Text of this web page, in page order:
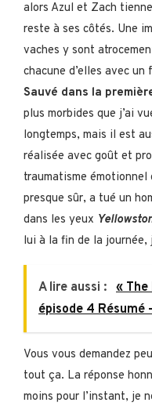
alors Azul et Zach
reste à ses côtés. Une
vaches y sont
chacune d’elles avec
Sauvé dans la
plus morbides que j’ai
longtemps, mais il est
réalisée avec goût et
traumatisme émotionnel
presque sûr, a tué un
dans les yeux
lui à la fin de la
A lire aussi : « The
épisode 4 Résumé
Vous vous demandez
tout ça. La réponse
moins pour l’instant, je